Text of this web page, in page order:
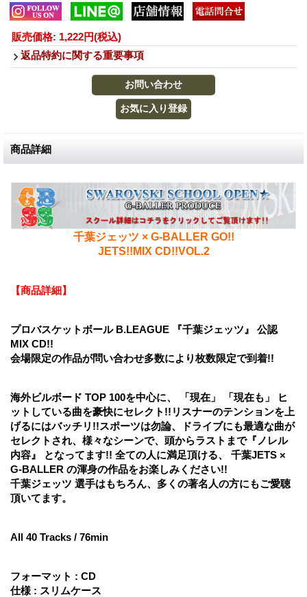
販売価格: 1,222円(税込)
返品特約に関する重要事項
商品詳細
千葉ジェッツ × G-BALLER GO!!
JETS!!MIX CD!!VOL.2
【商品詳細】
プロバスケットボール B.LEAGUE 『千葉ジェッツ』 公認
MIX CD!!
会場限定の作品が問い合わせ多数により枚数限定で到着!!
海外ビルボード TOP 100を中心に、 「現在」 「現在も」 ヒ
ットしている曲を豪快にセレクト!!リスナーのテンションを上
げるにはバッチリ!!スポーツは勿論、ドライブにも最適な曲が
セレクトされ、様々なシーンで、頭からラストまで『ノレル
内容』 となってます!! 全ての人に満足頂ける、 千葉JETS ×
G-BALLER の渾身の作品をお楽しみください!!
千葉ジェッツ 選手はもちろん、多くの著名人の方にもご愛聴
頂いてます。
All 40 Tracks / 76min
フォーマット : CD
仕様 : スリムケース